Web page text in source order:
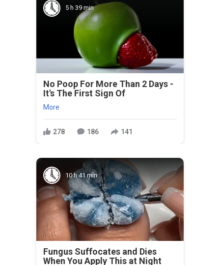
5 h 39 min
No Poop For More Than 2 Days -
It's The First Sign Of
More
278 186 141
10 h 41 min
Fungus Suffocates and Dies
When You Apply This at Night